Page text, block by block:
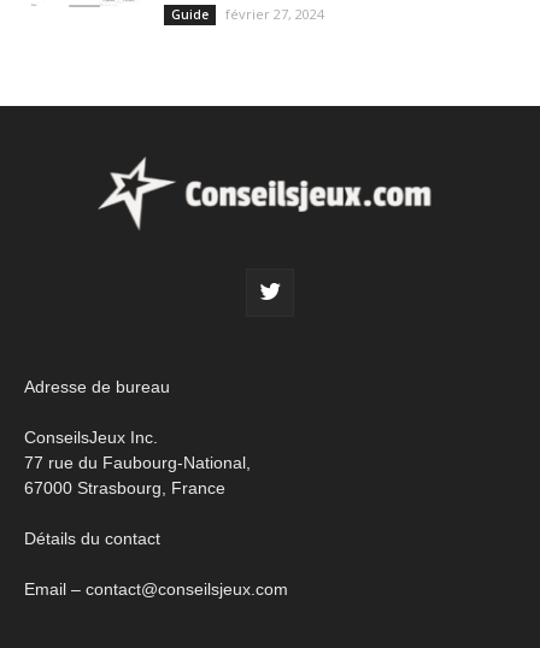
Guide février 27, 2024
Adresse de bureau
ConseilsJeux Inc.
77 rue du Faubourg-National,
67000 Strasbourg, France
Détails du contact
Email – contact@conseilsjeux.com